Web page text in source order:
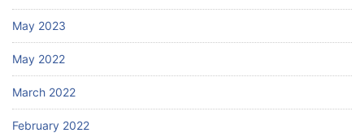
May 2023
May 2022
March 2022
February 2022